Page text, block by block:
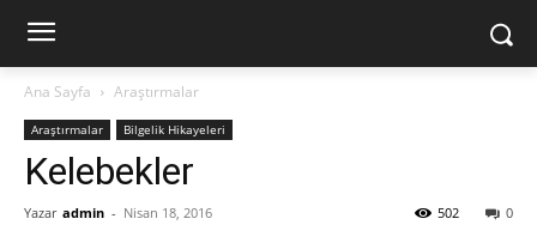
Ana Sayfa Araştırmalar
Araştırmalar Bilgelik Hikayeleri
Kelebekler
Yazar admin - Nisan 18, 2016 0
502